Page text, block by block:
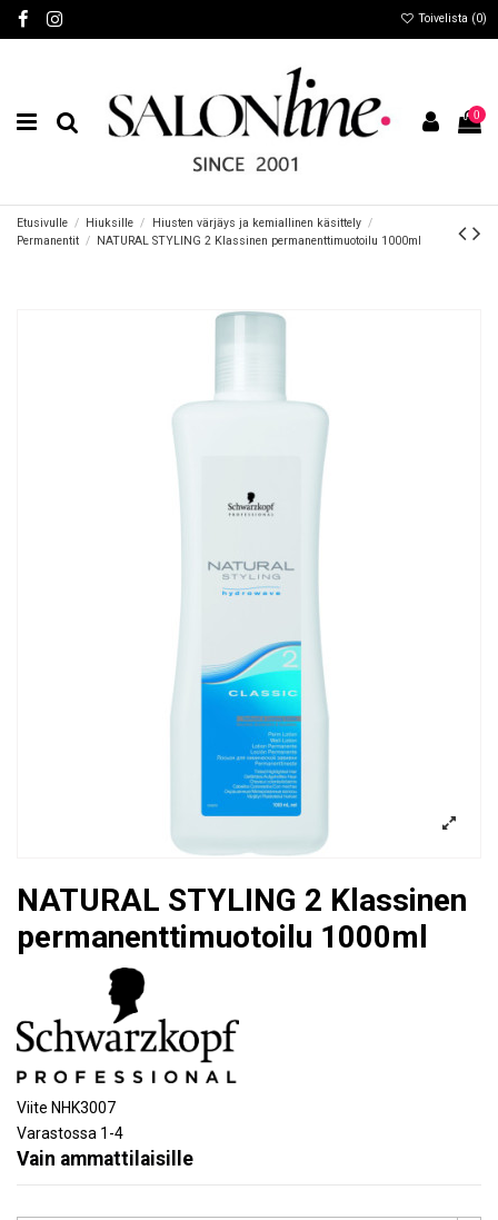
Toivelista (0)
0
Etusivulle Hiuksille
Hiusten värjäys ja kemiallinen käsittely
Permanentit
NATURAL STYLING 2 Klassinen permanenttimuotoilu 1000ml
NATURAL STYLING 2 Klassinen
permanenttimuotoilu 1000ml
Viite NHK3007
Varastossa 1-4
Vain ammattilaisille